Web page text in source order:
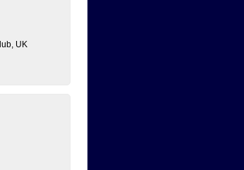
UK